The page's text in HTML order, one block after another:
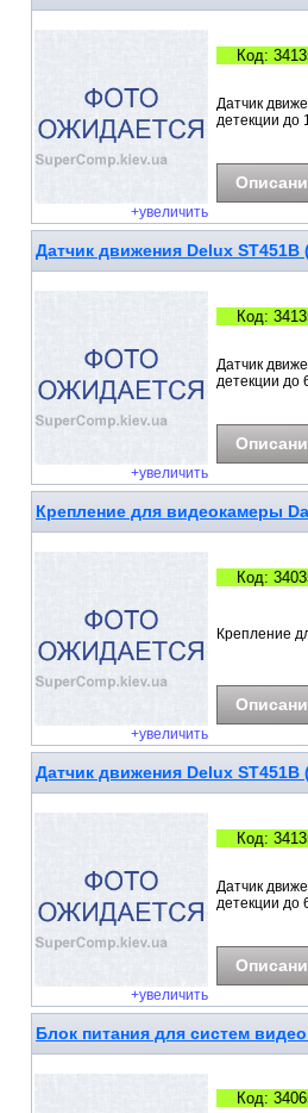
+увеличить
Код:
Датчик
детекции до
Датчик движения Delux ST451B
+увеличить
Код:
Датчик
детекции до
Крепление для видеокамеры
+увеличить
Код:
Крепление
Датчик движения Delux ST451B
+увеличить
Код:
Датчик
детекции до
Блок питания для систем
Код: